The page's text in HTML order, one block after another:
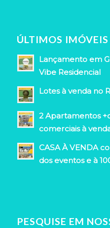
ÚLTIMOS IMÓVEIS
Lançamento em
Vibe Residencial
Lotes à venda no
2 Apartamentos
comerciais à
CASA À VENDA
dos eventos e à
PESQUISE EM